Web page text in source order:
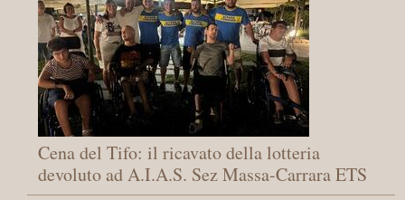
Cena del Tifo: il ricavato della lotteria
devoluto ad A.I.A.S. Sez Massa-Carrara ETS